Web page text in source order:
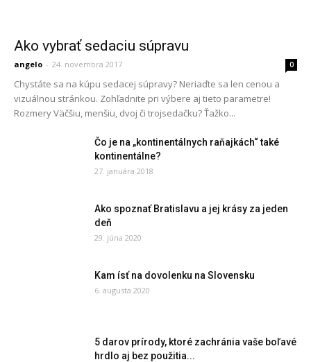
Ako vybrať sedaciu súpravu
angelo - 24. novembra 2017 0
Chystáte sa na kúpu sedacej súpravy? Neriaďte sa len cenou a
vizuálnou stránkou. Zohľadnite pri výbere aj tieto parametre!
Rozmery Väčšiu, menšiu, dvoj či trojsedačku? Ťažko...
Čo je na „kontinentálnych raňajkách“ také
kontinentálne?
27. januára 2018
Ako spoznať Bratislavu a jej krásy za jeden
deň
29. júna 2020
Kam ísť na dovolenku na Slovensku
6. augusta 2020
5 darov prírody, ktoré zachránia vaše boľavé
hrdlo aj bez použitia...